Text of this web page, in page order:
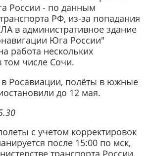
России - по данным
РФ, из-за попадания
в административное здание
Юга России"
работа нескольких
том числе Сочи.
Росавиации, полёты в южные
до 12 мая.
с учетом корректировок
после 15:00 по мск,
транспорта России.